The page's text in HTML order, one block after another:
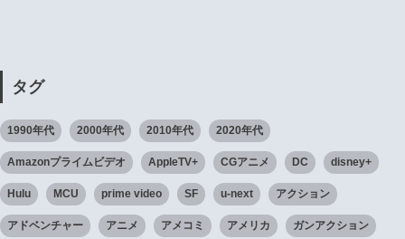
タグ
1990年代 2000年代 2010年代 2020年代
Amazonプライムビデオ AppleTV+ CGアニメ DC disney+
Hulu MCU prime video SF u-next アクション
アドベンチャー アニメ アメコミ アメリカ ガンアクション